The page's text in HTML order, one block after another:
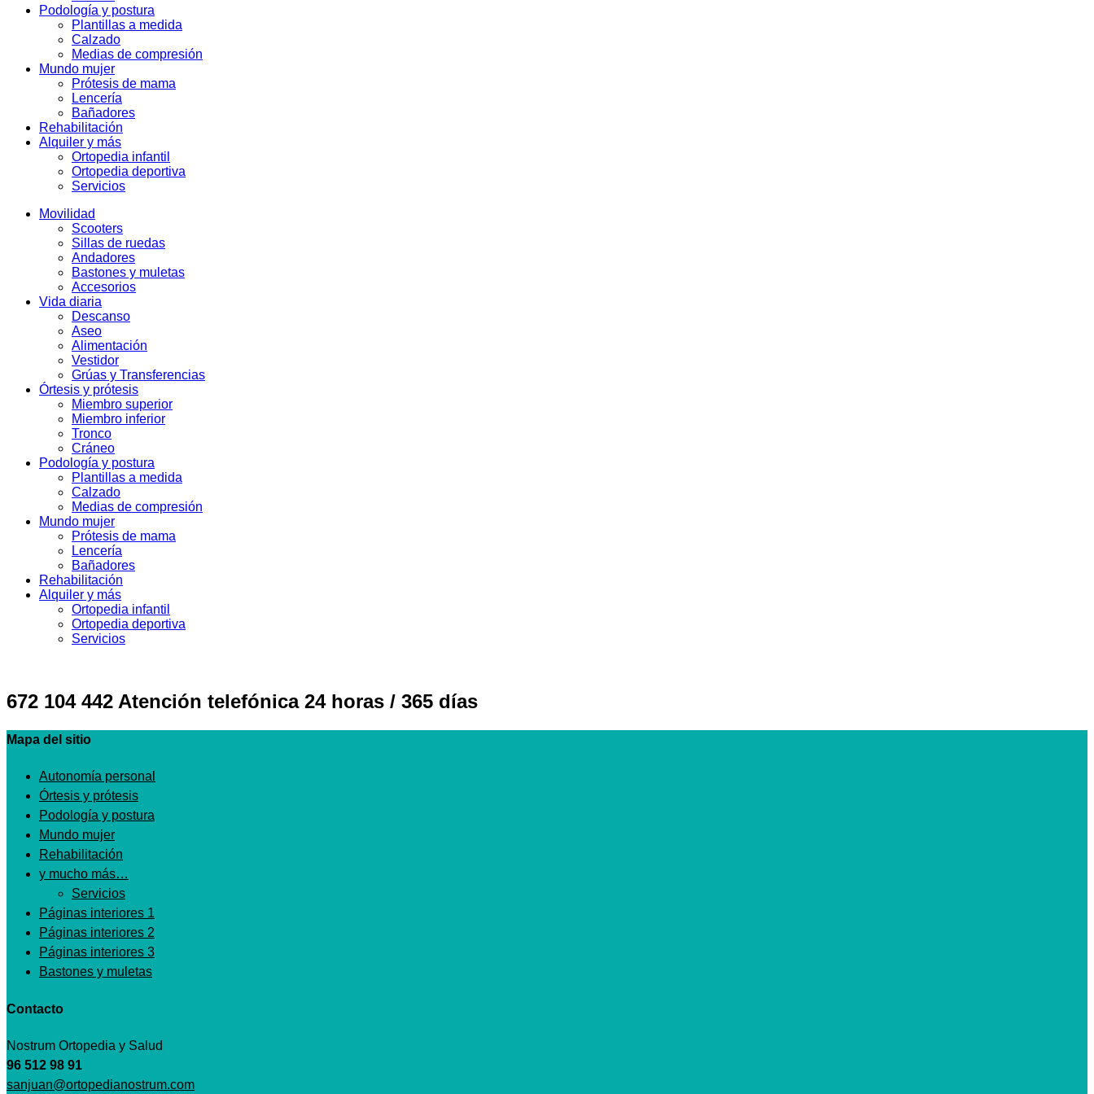
Podología y postura
Plantillas a medida
Calzado
Medias de compresión
Mundo mujer
Prótesis de mama
Lencería
Bañadores
Rehabilitación
Alquiler y más
Ortopedia infantil
Ortopedia deportiva
Servicios
Movilidad
Scooters
Sillas de ruedas
Andadores
Bastones y muletas
Accesorios
Vida diaria
Descanso
Aseo
Alimentación
Vestidor
Grúas y Transferencias
Órtesis y prótesis
Miembro superior
Miembro inferior
Tronco
Cráneo
Podología y postura
Plantillas a medida
Calzado
Medias de compresión
Mundo mujer
Prótesis de mama
Lencería
Bañadores
Rehabilitación
Alquiler y más
Ortopedia infantil
Ortopedia deportiva
Servicios
672 104 442 Atención telefónica 24 horas / 365 días
Mapa del sitio
Autonomía personal
Órtesis y prótesis
Podología y postura
Mundo mujer
Rehabilitación
y mucho más…
Servicios
Páginas interiores 1
Páginas interiores 2
Páginas interiores 3
Bastones y muletas
Contacto
Nostrum Ortopedia y Salud
96 512 98 91
sanjuan@ortopedianostrum.com